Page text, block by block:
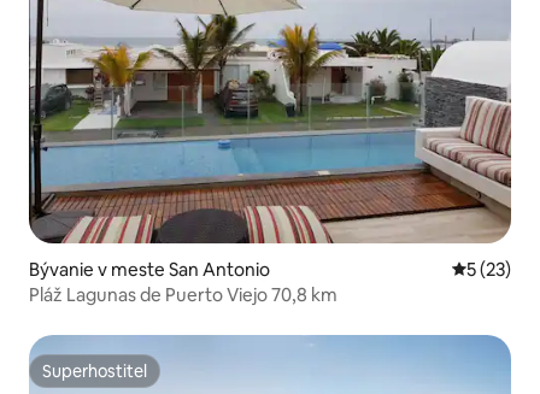
Bývanie v meste San Antonio
5 (23)
Pláž Lagunas de Puerto Viejo 70,8 km
Superhostiteľ
Superhostiteľ